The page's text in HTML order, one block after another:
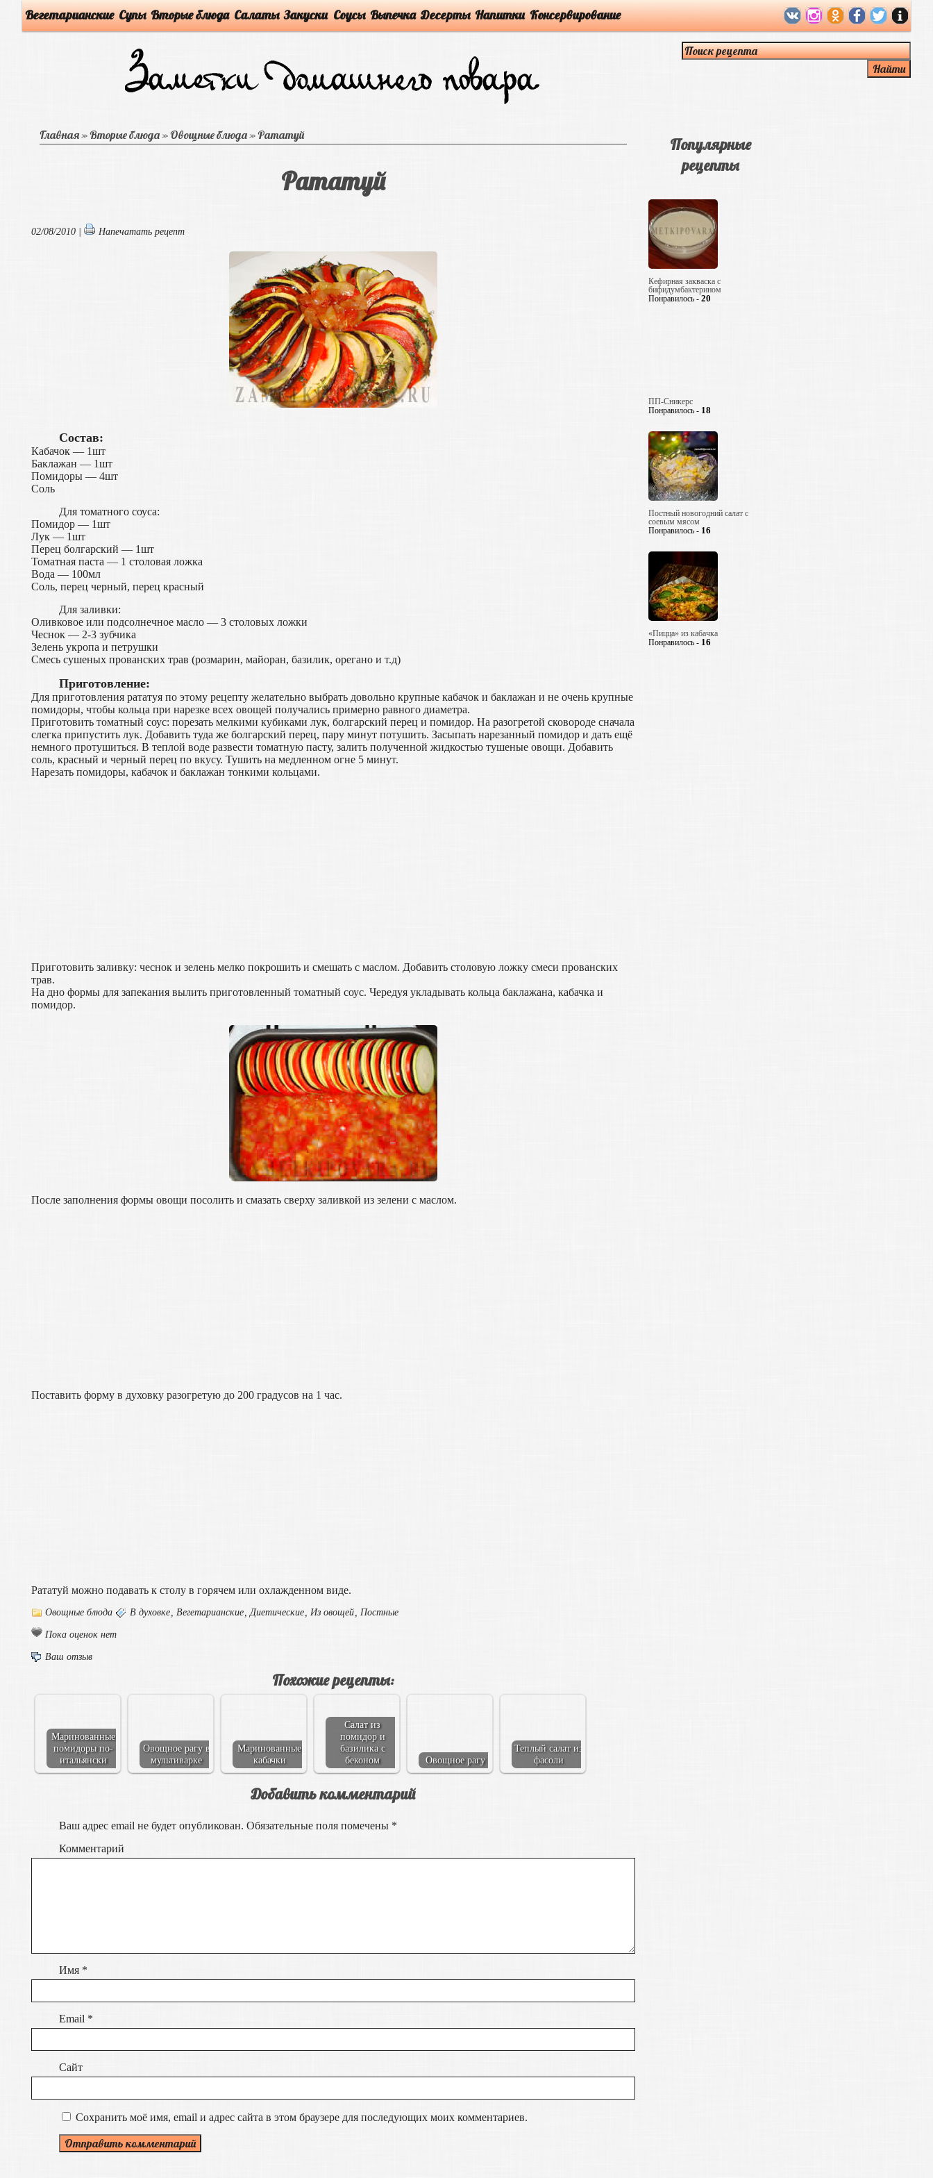
Вегетарианские Супы Вторые блюда Салаты Закуски Соусы Выпечка Десерты Напитки Консервирование
Главная»Вторые блюда»Овощные блюда»Рататуй
Рататуй
02/08/2010 | Напечатать рецепт
Состав:
Кабачок — 1шт
Баклажан — 1шт
Помидоры — 4шт
Соль
Для томатного соуса:
Помидор — 1шт
Лук — 1шт
Перец болгарский — 1шт
Томатная паста — 1 столовая ложка
Вода — 100мл
Соль, перец черный, перец красный
Для заливки:
Оливковое или подсолнечное масло — 3 столовых ложки
Чеснок — 2-3 зубчика
Зелень укропа и петрушки
Смесь сушеных прованских трав (розмарин, майоран, базилик, орегано и т.д)
Приготовление:
Для приготовления рататуя по этому рецепту желательно выбрать довольно крупные кабачок и баклажан и не очень крупные
помидоры, чтобы кольца при нарезке всех овощей получались примерно равного диаметра.
Приготовить томатный соус: порезать мелкими кубиками лук, болгарский перец и помидор. На разогретой сковороде сначала
слегка припустить лук. Добавить туда же болгарский перец, пару минут потушить. Засыпать нарезанный помидор и дать ещё
немного протушиться. В теплой воде развести томатную пасту, залить полученной жидкостью тушеные овощи. Добавить
соль, красный и черный перец по вкусу. Тушить на медленном огне 5 минут.
Нарезать помидоры, кабачок и баклажан тонкими кольцами.
Приготовить заливку: чеснок и зелень мелко покрошить и смешать с маслом. Добавить столовую ложку смеси прованских
трав.
На дно формы для запекания вылить приготовленный томатный соус. Чередуя укладывать кольца баклажана, кабачка и
помидор.
После заполнения формы овощи посолить и смазать сверху заливкой из зелени с маслом.
Поставить форму в духовку разогретую до 200 градусов на 1 час.
Рататуй можно подавать к столу в горячем или охлажденном виде.
Овощные блюда В духовке,Вегетарианские,Диетические,Из овощей,Постные
Пока оценок нет
Ваш отзыв
Похожие рецепты:
Маринованные
помидоры по-
итальянски
Овощное рагу в
мультиварке
Маринованные
кабачки
Салат из
помидор и
базилика с
беконом
Овощное рагу
Теплый салат из
фасоли
Добавить комментарий
Ваш адрес email не будет опубликован. Обязательные поля помечены *
Комментарий
Имя *
Email *
Сайт
Сохранить моё имя, email и адрес сайта в этом браузере для последующих моих комментариев.
Популярные
рецепты
Кефирная закваска с
бифидумбактерином
Понравилось - 20
ПП-Сникерс
Понравилось - 18
Постный новогодний салат с
соевым мясом
Понравилось - 16
«Пицца» из кабачка
Понравилось - 16